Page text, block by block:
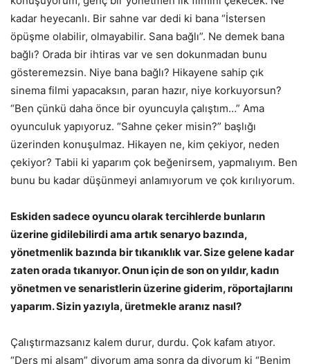
kadar heyecanlı. Bir sahne var dedi ki bana “İstersen
öpüşme olabilir, olmayabilir. Sana bağlı”. Ne demek bana
bağlı? Orada bir ihtiras var ve sen dokunmadan bunu
gösteremezsin. Niye bana bağlı? Hikayene sahip çık
sinema filmi yapacaksın, paran hazır, niye korkuyorsun?
“Ben çünkü daha önce bir oyuncuyla çalıştım…” Ama
oyunculuk yapıyoruz. “Sahne çeker misin?” başlığı
üzerinden konuşulmaz. Hikayen ne, kim çekiyor, neden
çekiyor? Tabii ki yaparım çok beğenirsem, yapmalıyım. Ben
bunu bu kadar düşünmeyi anlamıyorum ve çok kırılıyorum.
Eskiden sadece oyuncu olarak tercihlerde bunların
üzerine gidilebilirdi ama artık senaryo bazında,
yönetmenlik bazında bir tıkanıklık var. Size gelene kadar
zaten orada tıkanıyor. Onun için de son on yıldır, kadın
yönetmen ve senaristlerin üzerine giderim, röportajlarını
yaparım. Sizin yazıyla, üretmekle aranız nasıl?
Çalıştırmazsanız kalem durur, durdu. Çok kafam atıyor.
“Ders mi alsam” diyorum ama sonra da diyorum ki “Benim